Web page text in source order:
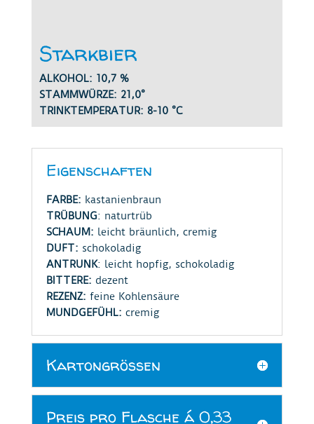
Starkbier
ALKOHOL: 10,7 %
STAMMWÜRZE: 21,0°
TRINKTEMPERATUR: 8-10 °C
Eigenschaften
FARBE: kastanienbraun
TRÜBUNG: naturtrüb
SCHAUM: leicht bräunlich, cremig
DUFT: schokoladig
ANTRUNK: leicht hopfig, schokoladig
BITTERE: dezent
REZENZ: feine Kohlensäure
MUNDGEFÜHL: cremig
Kartongrößen
Preis pro Flasche á 0,33